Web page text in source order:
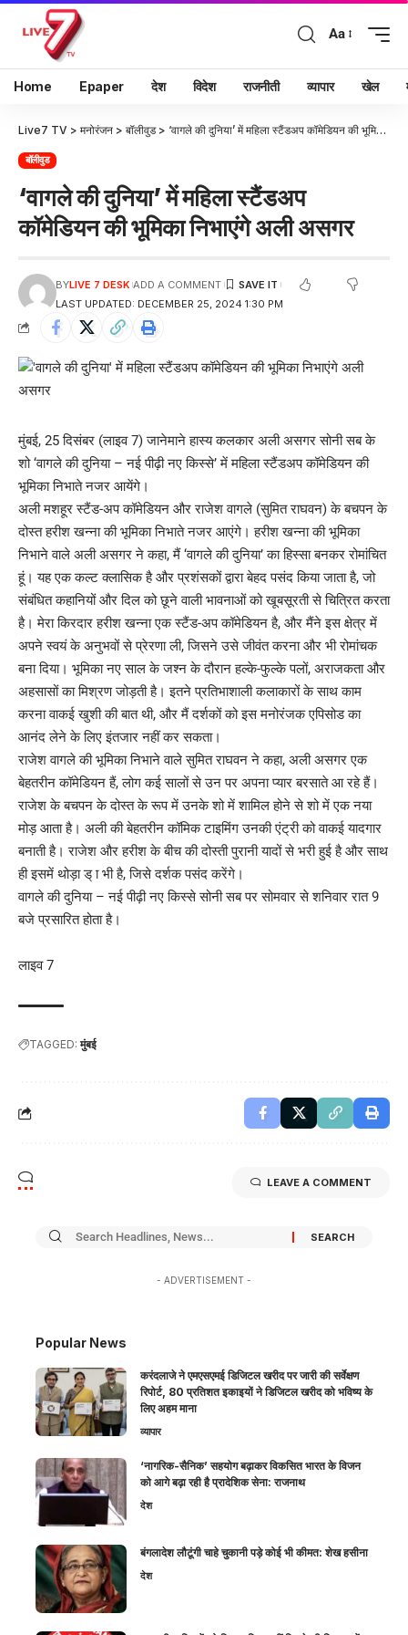
Aa
Home Epaper देश विदेश राजनीती व्यापार खेल
Live7 TV > मनोरंजन > बॉलीवुड> ‘वागले की दुनिया’ में महिला स्टैंडअप कॉमेडियन की भूमिका निभाएंगे अली असगर
बॉलीवुड
‘वागले की दुनिया’ में महिला स्टैंडअप
कॉमेडियन की भूमिका निभाएंगे अली असगर
LAST UPDATED: DECEMBER 25, 2024 1:30 PM
BYLIVE 7 DESK ADD A COMMENT
मुंबई, 25 दिसंबर (लाइव 7) जानेमाने हास्य कलकार अली असगर सोनी सब के
शो ‘वागले की दुनिया – नई पीढ़ी नए किस्से’ में महिला स्टैंडअप कॉमेडियन की
भूमिका निभाते नजर आयेंगे।
अली मशहूर स्टैंड-अप कॉमेडियन और राजेश वागले (सुमित राघवन) के बचपन के
दोस्त हरीश खन्ना की भूमिका निभाते नजर आएंगे। हरीश खन्ना की भूमिका
निभाने वाले अली असगर ने कहा, मैं ‘वागले की दुनिया’ का हिस्सा बनकर रोमांचित
हूं। यह एक कल्ट क्लासिक है और प्रशंसकों द्वारा बेहद पसंद किया जाता है, जो
संबंधित कहानियों और दिल को छूने वाली भावनाओं को खूबसूरती से चित्रित करता
है। मेरा किरदार हरीश खन्ना एक स्टैंड-अप कॉमेडियन है, और मैंने इस क्षेत्र में
अपने स्वयं के अनुभवों से प्रेरणा ली, जिसने उसे जीवंत करना और भी रोमांचक
बना दिया। भूमिका नए साल के जश्न के दौरान हल्के-फुल्के पलों, अराजकता और
अहसासों का मिश्रण जोड़ती है। इतने प्रतिभाशाली कलाकारों के साथ काम
करना वाकई खुशी की बात थी, और मैं दर्शकों को इस मनोरंजक एपिसोड का
आनंद लेने के लिए इंतजार नहीं कर सकता।
राजेश वागले की भूमिका निभाने वाले सुमित राघवन ने कहा, अली असगर एक
बेहतरीन कॉमेडियन हैं, लोग कई सालों से उन पर अपना प्यार बरसाते आ रहे हैं।
राजेश के बचपन के दोस्त के रूप में उनके शो में शामिल होने से शो में एक नया
मोड़ आता है। अली की बेहतरीन कॉमिक टाइमिंग उनकी एंट्री को वाकई यादगार
बनाती है। राजेश और हरीश के बीच की दोस्ती पुरानी यादों से भरी हुई है और साथ
ही इसमें थोड़ा ड् ा भी है, जिसे दर्शक पसंद करेंगे।
वागले की दुनिया – नई पीढ़ी नए किस्से सोनी सब पर सोमवार से शनिवार रात 9
बजे प्रसारित होता है।
लाइव 7
TAGGED: मुंबई
LEAVE A COMMENT
- ADVERTISEMENT -
Popular News
करंदलाजे ने एमएसएमई डिजिटल खरीद पर जारी की सर्वेक्षण
रिपोर्ट, 80 प्रतिशत इकाइयों ने डिजिटल खरीद को भविष्य के
लिए अहम माना
व्यापार
‘नागरिक-सैनिक’ सहयोग बढ़ाकर विकसित भारत के विजन
को आगे बढ़ा रही है प्रादेशिक सेना: राजनाथ
देश
बंगलादेश लौटूंगी चाहे चुकानी पड़े कोई भी कीमत: शेख हसीना
देश